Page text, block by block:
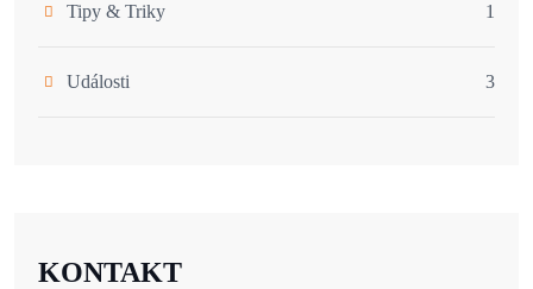
Tipy & Triky 1
Události 3
KONTAKT